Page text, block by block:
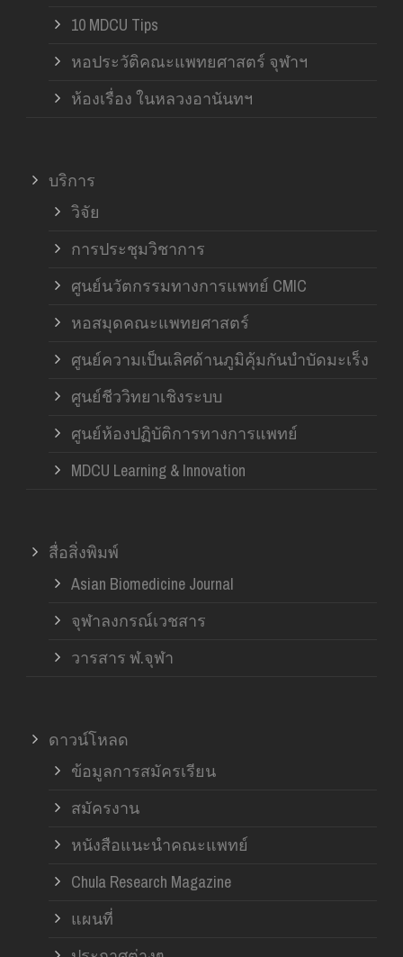
10 MDCU Tips
หอประวัติคณะแพทยศาสตร์ จุฬาฯ
ห้องเรื่อง ในหลวงอานันทฯ
บริการ
วิจัย
การประชุมวิชาการ
ศูนย์นวัตกรรมทางการแพทย์ CMIC
หอสมุดคณะแพทยศาสตร์
ศูนย์ความเป็นเลิศด้านภูมิคุ้มกันบำบัดมะเร็ง
ศูนย์ชีววิทยาเชิงระบบ
ศูนย์ห้องปฏิบัติการทางการแพทย์
MDCU Learning & Innovation
สื่อสิ่งพิมพ์
Asian Biomedicine Journal
จุฬาลงกรณ์เวชสาร
วารสาร ฬ.จุฬา
ดาวน์โหลด
ข้อมูลการสมัครเรียน
สมัครงาน
หนังสือแนะนำคณะแพทย์
Chula Research Magazine
แผนที่